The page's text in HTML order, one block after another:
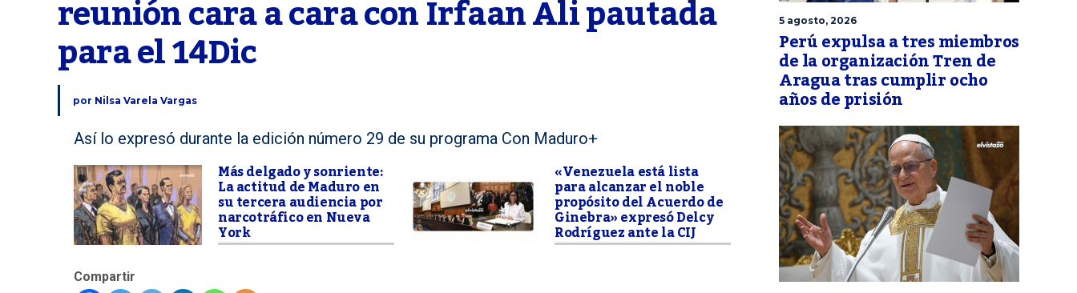
reunión cara a cara con Irfaan Ali pautada
para el 14Dic
por Nilsa Varela Vargas
Así lo expresó durante la edición número 29 de su programa Con Maduro+
Más delgado y sonriente:
La actitud de Maduro en
su tercera audiencia por
narcotráfico en Nueva
York
«Venezuela está lista
para alcanzar el noble
propósito del Acuerdo de
Ginebra» expresó Delcy
Rodríguez ante la CIJ
Compartir
5 agosto, 2026
Perú expulsa a tres miembros
de la organización Tren de
Aragua tras cumplir ocho
años de prisión